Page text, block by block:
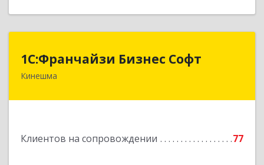
1С:Франчайзи Бизнес Софт
Кинешма
Клиентов на сопровождении 77
1С:Франчайзи Бизнес Софт
155800, Ивановская обл, Кинешма г, Жуковская